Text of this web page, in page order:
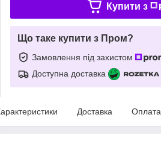
Купити з
Що таке купити з Пром?
Замовлення під захистом
Доступна доставка
Доставка Оплата